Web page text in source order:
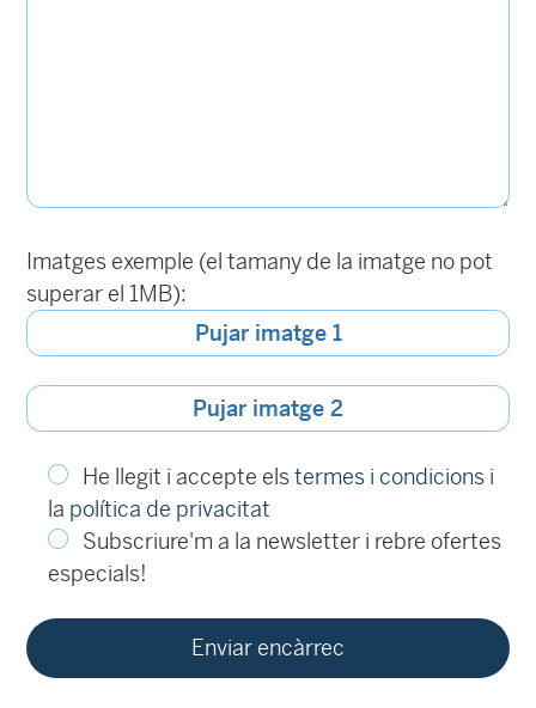
Imatges exemple (el tamany de la imatge no pot
superar el 1MB):
Pujar imatge 1
Pujar imatge 2
He llegit i accepte elstermes i condicions i
la política de privacitat
Subscriure'm a la newsletter i rebre ofertes
especials!